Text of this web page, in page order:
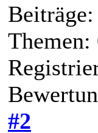
Themen:
#2